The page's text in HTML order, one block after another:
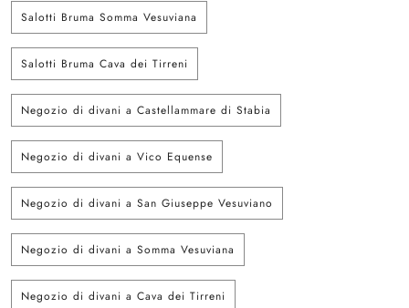
Salotti Bruma Somma Vesuviana
Salotti Bruma Cava dei Tirreni
Negozio di divani a Castellammare di Stabia
Negozio di divani a Vico Equense
Negozio di divani a San Giuseppe Vesuviano
Negozio di divani a Somma Vesuviana
Negozio di divani a Cava dei Tirreni